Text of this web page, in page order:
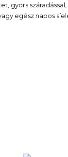
gyors
egész napos